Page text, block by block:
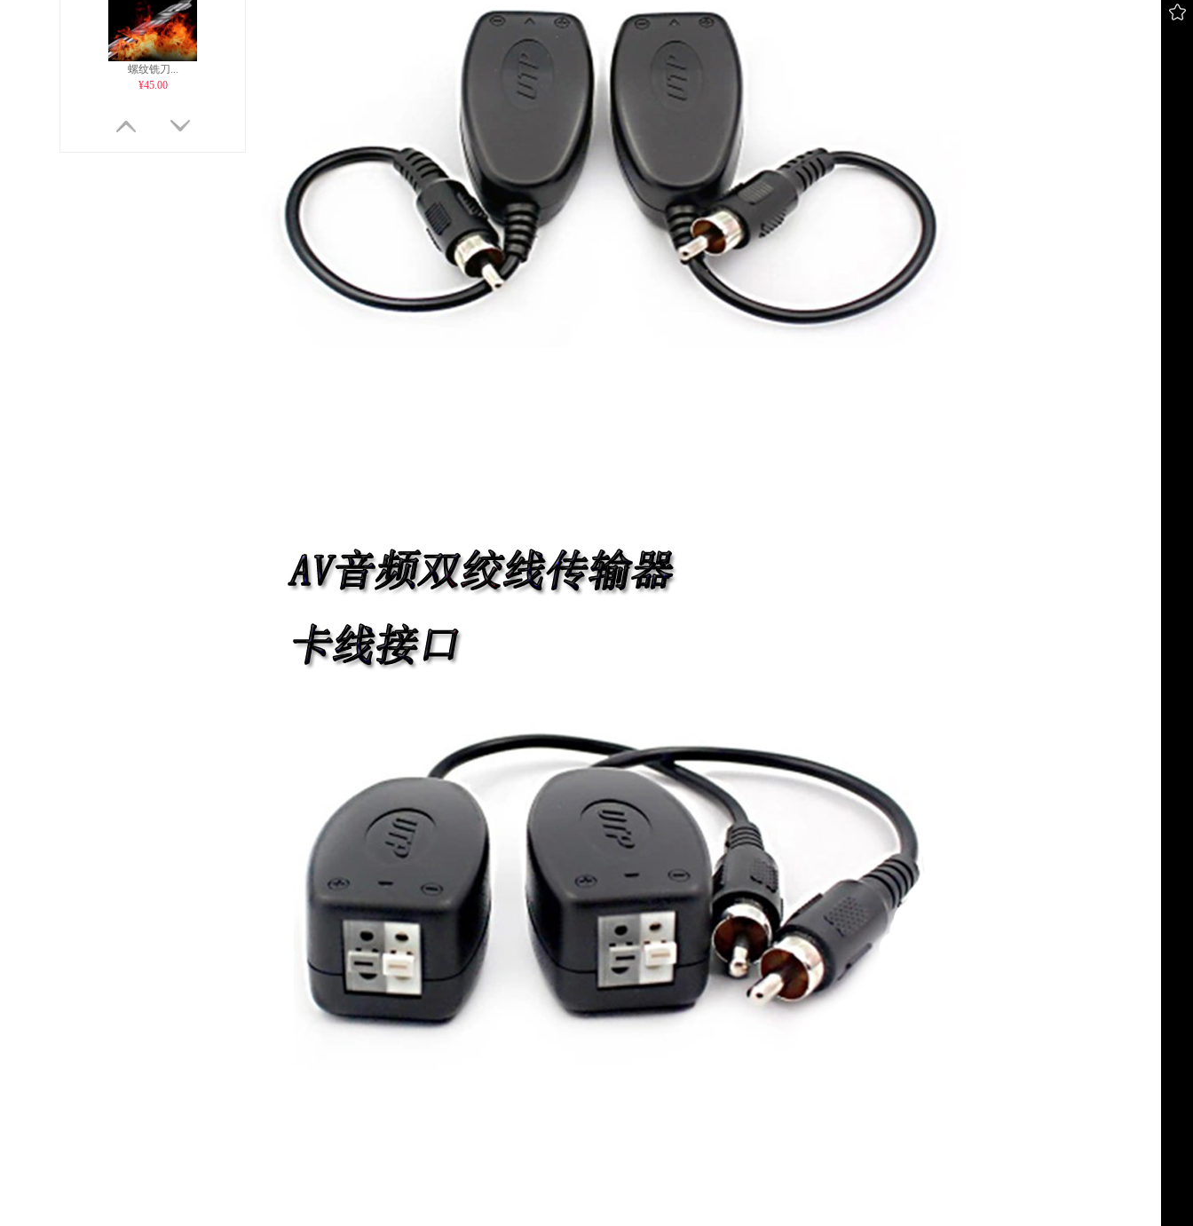
螺纹铣刀...
¥45.00